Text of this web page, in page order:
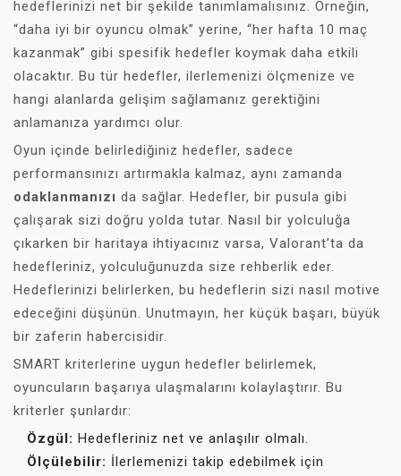
hedeflerinizi net bir şekilde tanımlamalısınız. Örneğin,
“daha iyi bir oyuncu olmak” yerine, “her hafta 10 maç
kazanmak” gibi spesifik hedefler koymak daha etkili
olacaktır. Bu tür hedefler, ilerlemenizi ölçmenize ve
hangi alanlarda gelişim sağlamanız gerektiğini
anlamanıza yardımcı olur.
Oyun içinde belirlediğiniz hedefler, sadece
performansınızı artırmakla kalmaz, aynı zamanda
odaklanmanızı da sağlar. Hedefler, bir pusula gibi
çalışarak sizi doğru yolda tutar. Nasıl bir yolculuğa
çıkarken bir haritaya ihtiyacınız varsa, Valorant’ta da
hedefleriniz, yolculuğunuzda size rehberlik eder.
Hedeflerinizi belirlerken, bu hedeflerin sizi nasıl motive
edeceğini düşünün. Unutmayın, her küçük başarı, büyük
bir zaferin habercisidir.
SMART kriterlerine uygun hedefler belirlemek,
oyuncuların başarıya ulaşmalarını kolaylaştırır. Bu
kriterler şunlardır:
Özgül: Hedefleriniz net ve anlaşılır olmalı.
Ölçülebilir: İlerlemenizi takip edebilmek için